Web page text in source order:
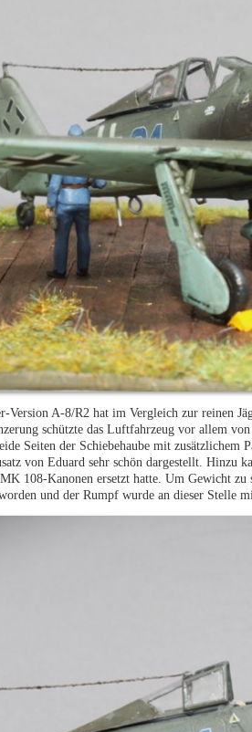
Version A-8/R2 hat im Vergleich zur reinen
schützte das Luftfahrzeug vor allem
Seiten der Schiebehaube mit zusätzlichem
von Eduard sehr schön dargestellt. Hinzu
108-Kanonen ersetzt hatte. Um Gewicht
und der Rumpf wurde an dieser Stelle